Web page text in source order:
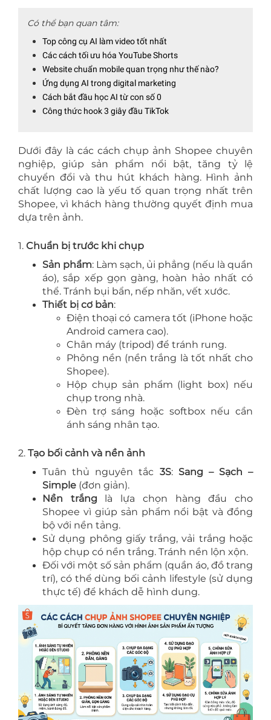
Có thể bạn quan tâm:
Top công cụ AI làm video tốt nhất
Các cách tối ưu hóa YouTube Shorts
Website chuẩn mobile quan trọng như thế nào?
Ứng dụng AI trong digital marketing
Cách bắt đầu học AI từ con số 0
Công thức hook 3 giây đầu TikTok
Dưới đây là các cách chụp ảnh Shopee chuyên
nghiệp, giúp sản phẩm nổi bật, tăng tỷ lệ
chuyển đổi và thu hút khách hàng. Hình ảnh
chất lượng cao là yếu tố quan trọng nhất trên
Shopee, vì khách hàng thường quyết định mua
dựa trên ảnh.
1. Chuẩn bị trước khi chụp
Sản phẩm: Làm sạch, ủi phẳng (nếu là quần
áo), sắp xếp gọn gàng, hoàn hảo nhất có
thể. Tránh bụi bẩn, nếp nhăn, vết xước.
Thiết bị cơ bản:
Điện thoại có camera tốt (iPhone hoặc
Android camera cao).
Chân máy (tripod) để tránh rung.
Phông nền (nền trắng là tốt nhất cho
Shopee).
Hộp chụp sản phẩm (light box) nếu
chụp trong nhà.
Đèn trợ sáng hoặc softbox nếu cần
ánh sáng nhân tạo.
2. Tạo bối cảnh và nền ảnh
Tuân thủ nguyên tắc 3S: Sang – Sạch –
Simple (đơn giản).
Nền trắng là lựa chọn hàng đầu cho
Shopee vì giúp sản phẩm nổi bật và đồng
bộ với nền tảng.
Sử dụng phông giấy trắng, vải trắng hoặc
hộp chụp có nền trắng. Tránh nền lộn xộn.
Đối với một số sản phẩm (quần áo, đồ trang
trí), có thể dùng bối cảnh lifestyle (sử dụng
thực tế) để khách dễ hình dung.